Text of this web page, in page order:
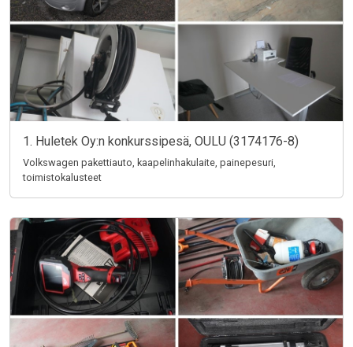
1. Huletek Oy:n konkurssipesä, OULU (3174176-8)
Volkswagen pakettiauto, kaapelinhakulaite, painepesuri,
toimistokalusteet